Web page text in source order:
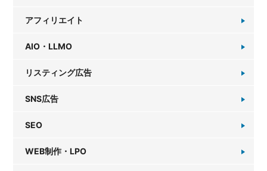
アフィリエイト
AIO・LLMO
リスティング広告
SNS広告
SEO
WEB制作・LPO